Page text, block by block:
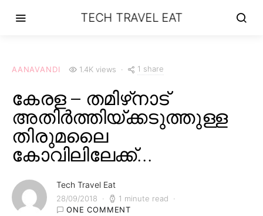
TECH TRAVEL EAT
AANAVANDI 1.4K views 1 share
കേരള – തമിഴ്‌നാട്
അതിർത്തിയ്ക്കടുത്തുള്ള
തിരുമലൈ
കോവിലിലേക്ക്…
Tech Travel Eat
28/09/2018
1 minute read
ONE COMMENT